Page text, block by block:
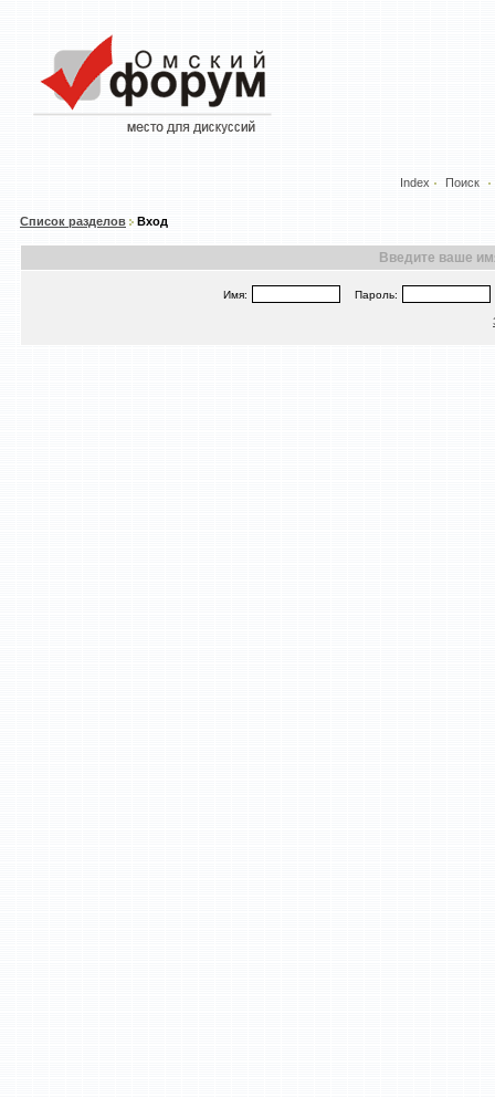
Index Поиск
Список разделов Вход
Введите ваше
Имя: Пароль: